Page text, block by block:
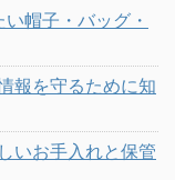
帽子・バッグ・
報を守るために知
いお手入れと保管